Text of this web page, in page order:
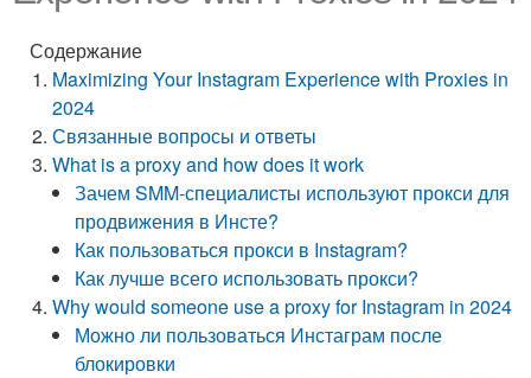
Содержание
Maximizing Your Instagram Experience with Proxies in
2024
Связанные вопросы и ответы
What is a proxy and how does it work
Зачем SMM-специалисты используют прокси для
продвижения в Инсте?
Как пользоваться прокси в Instagram?
Как лучше всего использовать прокси?
Why would someone use a proxy for Instagram in 2024
Можно ли пользоваться Инстаграм после
блокировки